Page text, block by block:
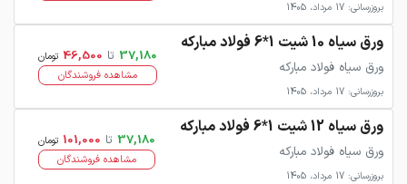
بروزرسانی: 17 مرداد، 1405
ورق سیاه 10 شیت 1*6 فولاد مبارکه
ورق سیاه فولاد مبارکه
بروزرسانی: 17 مرداد، 1405
37,180 تا 46,500 تومان
مشاهده فروشندگان
ورق سیاه 12 شیت 1*6 فولاد مبارکه
ورق سیاه فولاد مبارکه
بروزرسانی: 17 مرداد، 1405
37,180 تا 101,000 تومان
مشاهده فروشندگان